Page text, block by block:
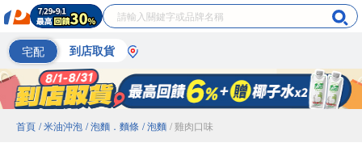
宅配 到店取貨
首頁 / 米油沖泡 / 泡麵．麵條 / 泡麵 / 雞肉口味